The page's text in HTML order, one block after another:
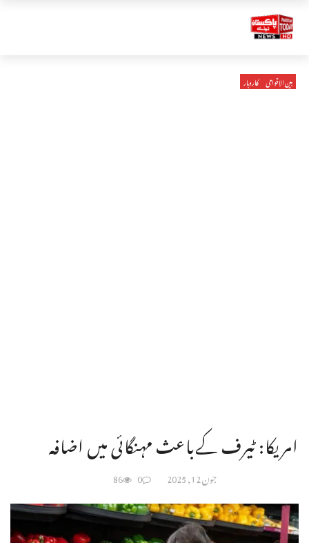
بین الاقوامی کاروبار
امریکا: ٹیرف کےباعث مہنگائی میں اضافہ
جون 12, 2025 0
86